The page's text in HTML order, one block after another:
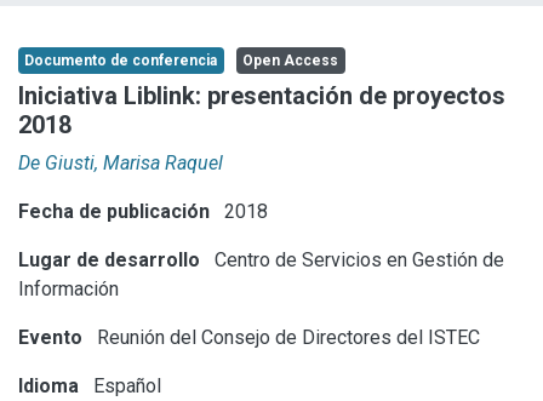
Aportar material
Statistics
Documento de conferencia Open Access
Iniciativa Liblink: presentación de proyectos
2018
De Giusti, Marisa Raquel
Fecha de publicación 2018
Lugar de desarrollo
Centro de Servicios en Gestión de
Información
Evento Reunión del Consejo de Directores del ISTEC
Idioma Español